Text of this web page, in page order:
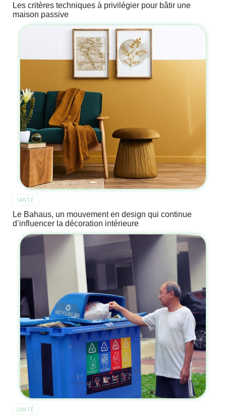
Les critères techniques à privilégier pour bâtir une
maison passive
SANTÉ
Le Bahaus, un mouvement en design qui continue
d’influencer la décoration intérieure
SANTÉ